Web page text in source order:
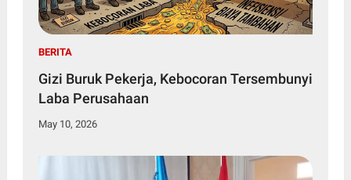
BERITA
Gizi Buruk Pekerja, Kebocoran Tersembunyi
Laba Perusahaan
May 10, 2026